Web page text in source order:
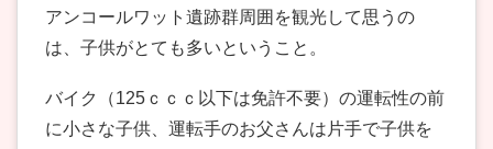
アンコールワット遺跡群周囲を観光して思うの
は、子供がとても多いということ。
バイク（125ｃｃｃ以下は免許不要）の運転性の前
に小さな子供、運転手のお父さんは片手で子供を